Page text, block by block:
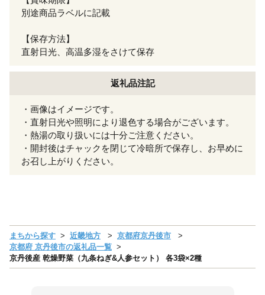
別途商品ラベルに記載
【保存方法】
直射日光、高温多湿をさけて保存
返礼品注記
・画像はイメージです。
・直射日光や照明により退色する場合がございます。
・熱湯の取り扱いには十分ご注意ください。
・開封後はチャックを閉じて冷暗所で保存し、お早めに
お召し上がりください。
まちから探す 近畿地方
京都府京丹後市
京都府 京丹後市の返礼品一覧
京丹後産 乾燥野菜（九条ねぎ&人参セット） 各3袋×2種